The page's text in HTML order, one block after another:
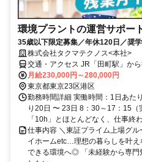
環境プラントの運営サポー
35歳以下限定募集／年休120日／奨
株式会社タクマテクノス<本社>
交通・アクセス JR「田町駅」か
月給230,000円～280,000円
東京都東京23区港区
勤務時間詳細 実働時間：1日あた
り20日 〜 23日 8：30～17：15
「10h」とほとんどなく、仕事終
仕事内容 ＼東証プライム上場グ
イホームetc…理想の暮らしを叶
できる環境へ◎ 「未経験から専門